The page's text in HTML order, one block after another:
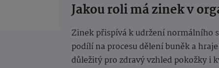
Jakou roli má zinek v
Zinek přispívá k udržení normálního
podílí na procesu dělení buněk a
důležitý pro zdravý vzhled pokožky i